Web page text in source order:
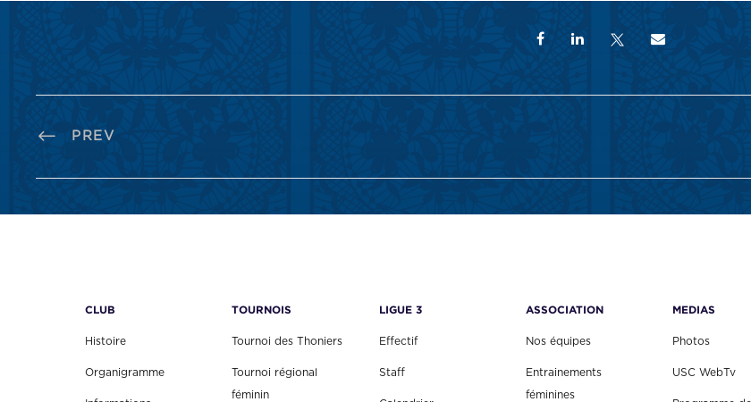
PREV
CLUB
Histoire
Organigramme
TOURNOIS
Tournoi des Thoniers
Tournoi régional
féminin
LIGUE 3
Effectif
Staff
ASSOCIATION
Nos équipes
Entrainements
féminines
MEDIAS
Photos
USC WebTv